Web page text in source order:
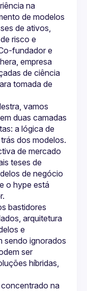
na
de modelos
de ativos,
risco e
fundador e
empresa
de ciência
tomada de
vamos
duas camadas
a lógica de
dos modelos.
de mercado
teses de
de negócio
o hype está
bastidores
arquitetura
e
sendo ignorados
ser
híbridas,
na